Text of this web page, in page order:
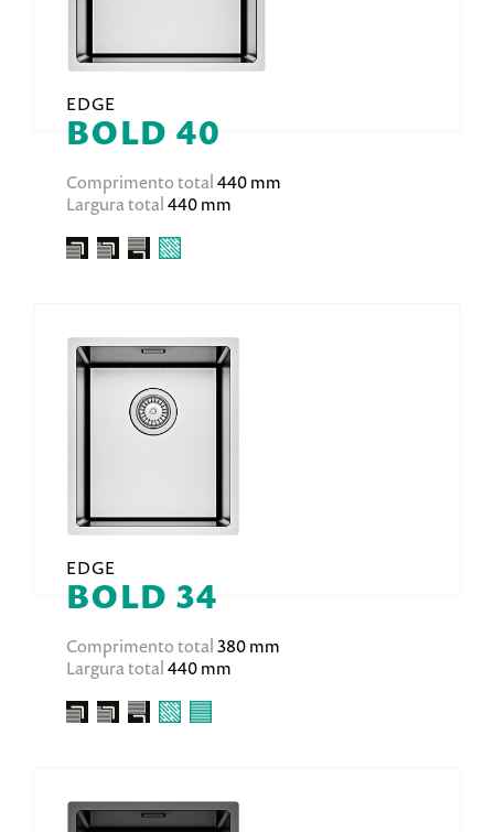
EDGE
BOLD 40
Comprimento total440 mm
Largura total440 mm
EDGE
BOLD 34
Comprimento total380 mm
Largura total440 mm